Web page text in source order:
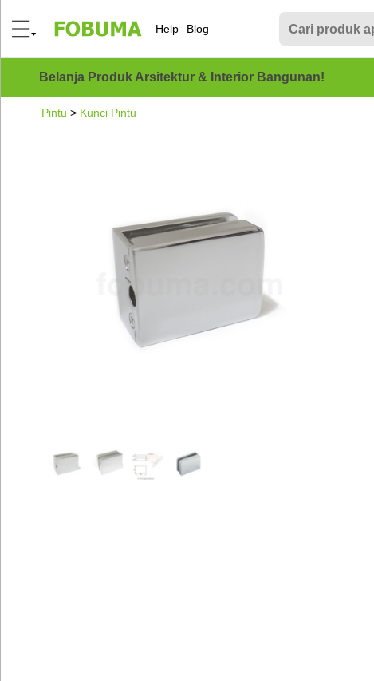
Help Blog
Belanja Produk Arsitektur & Interior Bangunan!
Pintu > Kunci Pintu